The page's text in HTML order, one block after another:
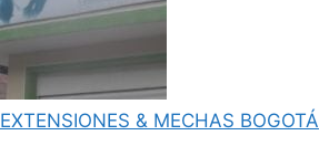
EXTENSIONES & MECHAS BOGOTÁ